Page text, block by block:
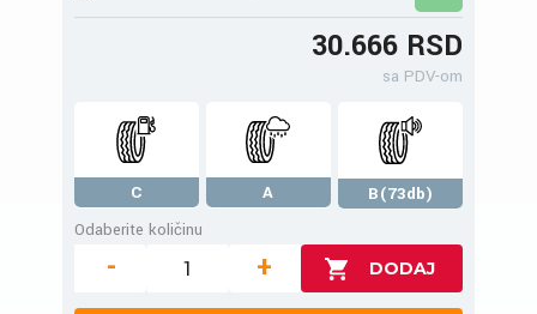
30.666 RSD
sa PDV-om
C A
B(73db)
Odaberite količinu
- +